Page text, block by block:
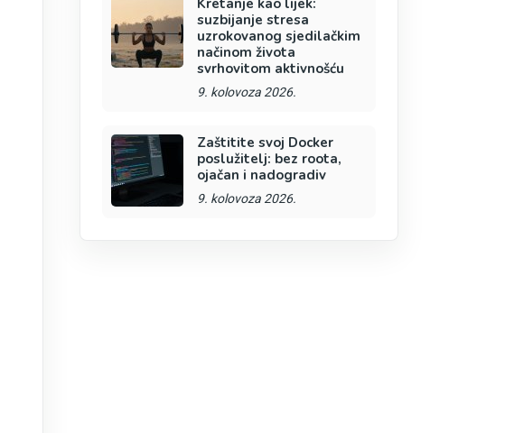
Kretanje kao lijek:
suzbijanje stresa
uzrokovanog sjedilačkim
načinom života
svrhovitom aktivnošću
9. kolovoza 2026.
Zaštitite svoj Docker
poslužitelj: bez roota,
ojačan i nadogradiv
9. kolovoza 2026.